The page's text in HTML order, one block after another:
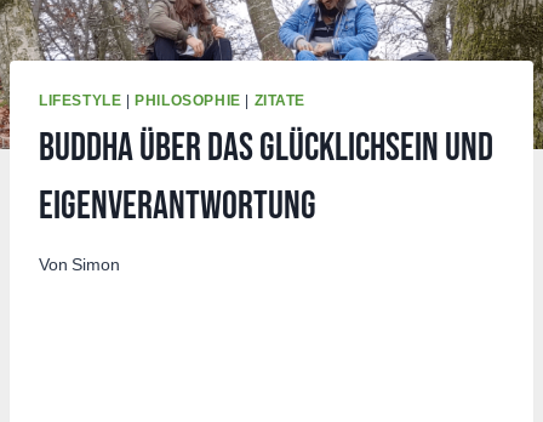
LIFESTYLE PHILOSOPHIE ZITATE
Buddha über das Glücklichsein und
Eigenverantwortung
Von Simon